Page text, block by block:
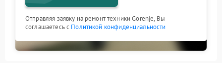
Отправляя заявку на ремонт техники Gorenje, Вы
соглашаетесь с Политикой конфиденциальности